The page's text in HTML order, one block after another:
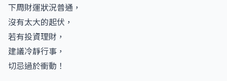
下周財運狀況普通，
沒有太大的起伏，
若有投資理財，
建議冷靜行事，
切忌過於衝動！